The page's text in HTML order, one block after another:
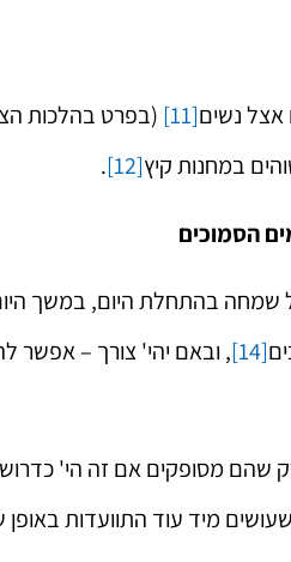
אצל נשים[11]
(בפרט בהלכות
במחנות קיץ[12]
.
הסמוכים
שמחה בהתחלת היום, במשך
[14]
, ובאם יהי' צורך – אפשר
שהם מסופקים אם זה הי'
מיד עוד התוועדות באופן